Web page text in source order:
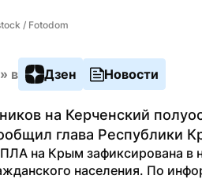
/ Fotodom
в Дзен Новости
на Керченский
глава Республики
на Крым зафиксирована в
населения. По